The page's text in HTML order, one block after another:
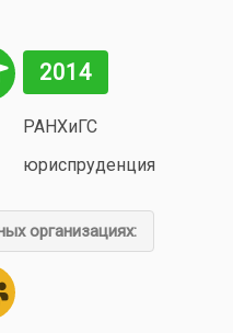
2014
РАНХиГС
юриспруденция
организациях: